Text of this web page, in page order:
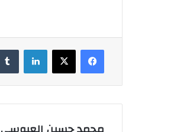
فيسبوك ‫X لينكدإن